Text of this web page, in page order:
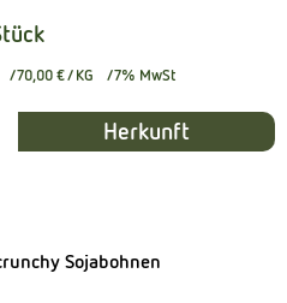
70,00 €/ KG 7% MwSt
Herkunft
Sojabohnen